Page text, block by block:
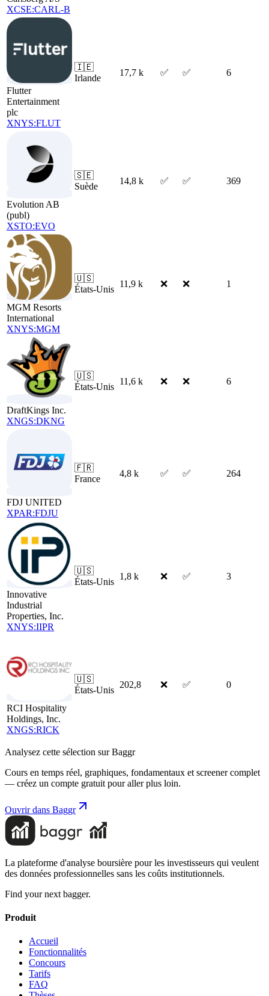
XCSE:CARL-B
Flutter
Entertainment
plc
XNYS:FLUT
🇮🇪
Irlande
17,7 k ✅ ✅ 6
Evolution AB
(publ)
XSTO:EVO
🇸🇪
Suède
14,8 k ✅ ✅ 369
MGM Resorts
International
XNYS:MGM
🇺🇸
États-Unis
11,9 k ❌ ❌ 1
DraftKings Inc.
XNGS:DKNG
🇺🇸
États-Unis
11,6 k ❌ ❌ 6
FDJ UNITED
XPAR:FDJU
🇫🇷
France
4,8 k ✅ ✅ 264
Innovative
Industrial
Properties, Inc.
XNYS:IIPR
🇺🇸
États-Unis
1,8 k ❌ ✅ 3
RCI Hospitality
Holdings, Inc.
XNGS:RICK
🇺🇸
États-Unis
202,8 ❌ ✅ 0
Analysez cette sélection sur Baggr
Cours en temps réel, graphiques, fondamentaux et screener complet
— créez un compte gratuit pour aller plus loin.
Ouvrir dans Baggr
La plateforme d'analyse boursière pour les investisseurs qui veulent
des données professionnelles sans les coûts institutionnels.
Find your next bagger.
Produit
Accueil
Fonctionnalités
Concours
Tarifs
FAQ